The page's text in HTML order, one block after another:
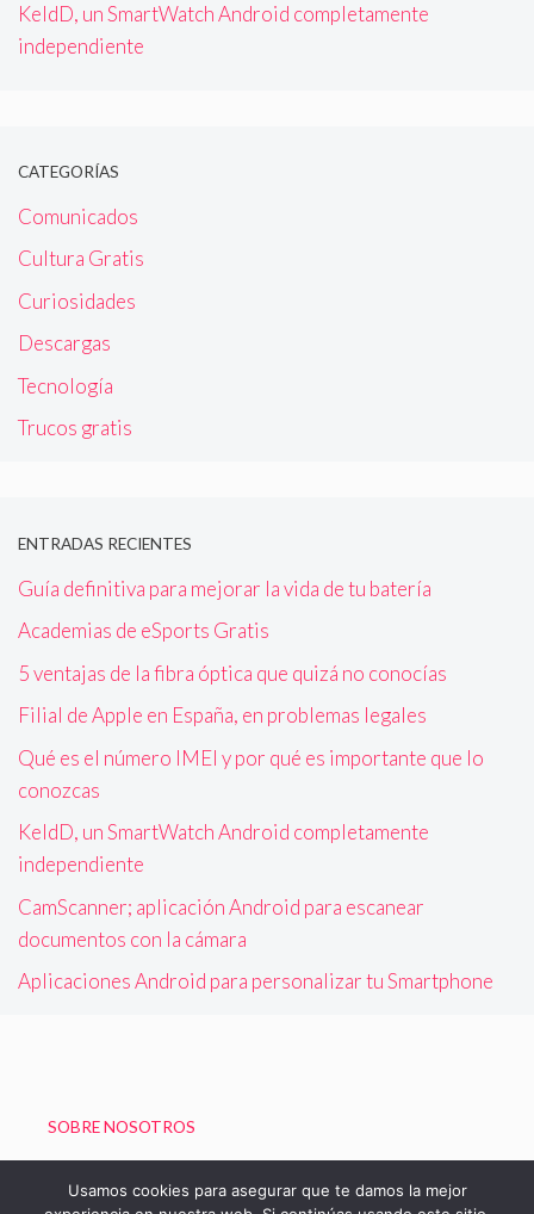
KeldD, un SmartWatch Android completamente
independiente
CATEGORÍAS
Comunicados
Cultura Gratis
Curiosidades
Descargas
Tecnología
Trucos gratis
ENTRADAS RECIENTES
Guía definitiva para mejorar la vida de tu batería
Academias de eSports Gratis
5 ventajas de la fibra óptica que quizá no conocías
Filial de Apple en España, en problemas legales
Qué es el número IMEI y por qué es importante que lo
conozcas
KeldD, un SmartWatch Android completamente
independiente
CamScanner; aplicación Android para escanear
documentos con la cámara
Aplicaciones Android para personalizar tu Smartphone
SOBRE NOSOTROS
Usamos cookies para asegurar que te damos la mejor